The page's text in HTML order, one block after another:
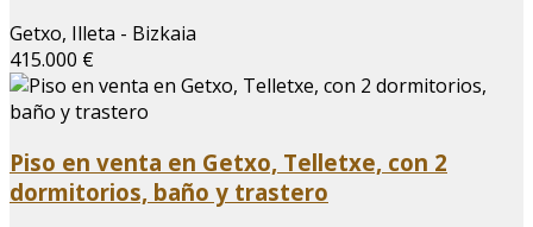
Getxo, Illeta - Bizkaia
415.000 €
Piso en venta en Getxo, Telletxe, con 2
dormitorios, baño y trastero